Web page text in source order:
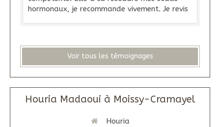
hormonaux, je recommande vivement. Je revis
Voir tous les témoignages
Houria Madaoui à Moissy-Cramayel
Houria